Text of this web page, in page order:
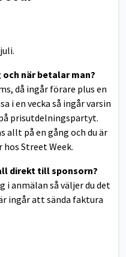
när betalar man?
då ingår förare plus en
i en vecka så ingår varsin
prisutdelningspartyt.
allt på en gång och du är
Street Week.
direkt till sponsorn?
anmälan så väljer du det
ingår att sända faktura